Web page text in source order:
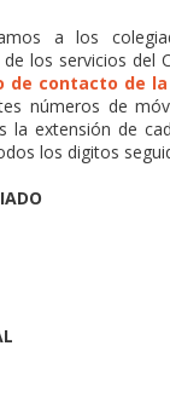
a los
los servicios del
de contacto de
números de
la extensión de
los digitos